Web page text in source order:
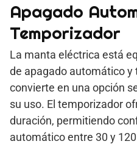
Apagado
Temporizador
La manta eléctrica está
de apagado automático y
convierte en una opción
su uso. El temporizador
duración, permitiendo
automático entre 30 y